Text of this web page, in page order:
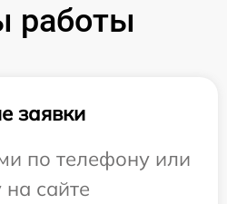
работы
заявки
по телефону или
на сайте